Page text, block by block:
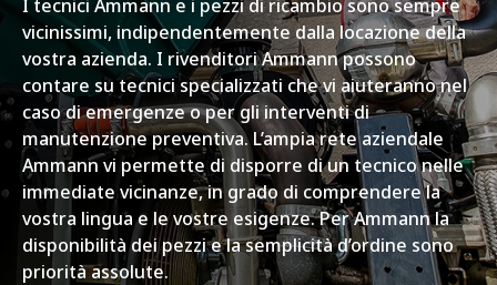
I tecnici Ammann e i pezzi di ricambio sono sempre
vicinissimi, indipendentemente dalla locazione della
vostra azienda. I rivenditori Ammann possono
contare su tecnici specializzati che vi aiuteranno nel
caso di emergenze o per gli interventi di
manutenzione preventiva. L’ampia rete aziendale
Ammann vi permette di disporre di un tecnico nelle
immediate vicinanze, in grado di comprendere la
vostra lingua e le vostre esigenze. Per Ammann la
disponibilità dei pezzi e la semplicità d’ordine sono
priorità assolute.